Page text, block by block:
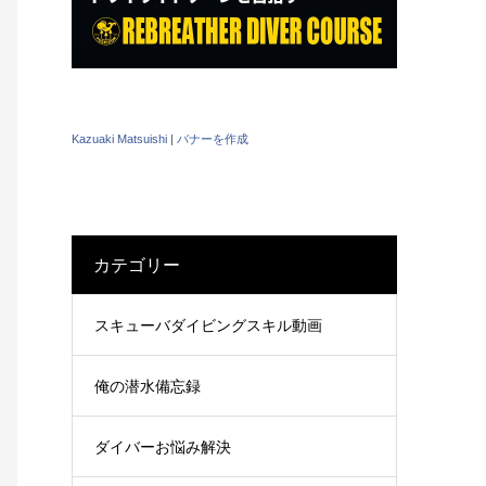
Kazuaki Matsuishi | バナーを作成
カテゴリー
スキューバダイビングスキル動画
俺の潜水備忘録
ダイバーお悩み解決